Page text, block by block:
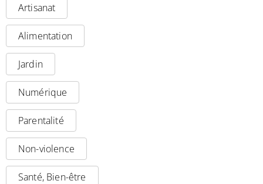
Artisanat
Alimentation
Jardin
Numérique
Parentalité
Non-violence
Santé, Bien-être